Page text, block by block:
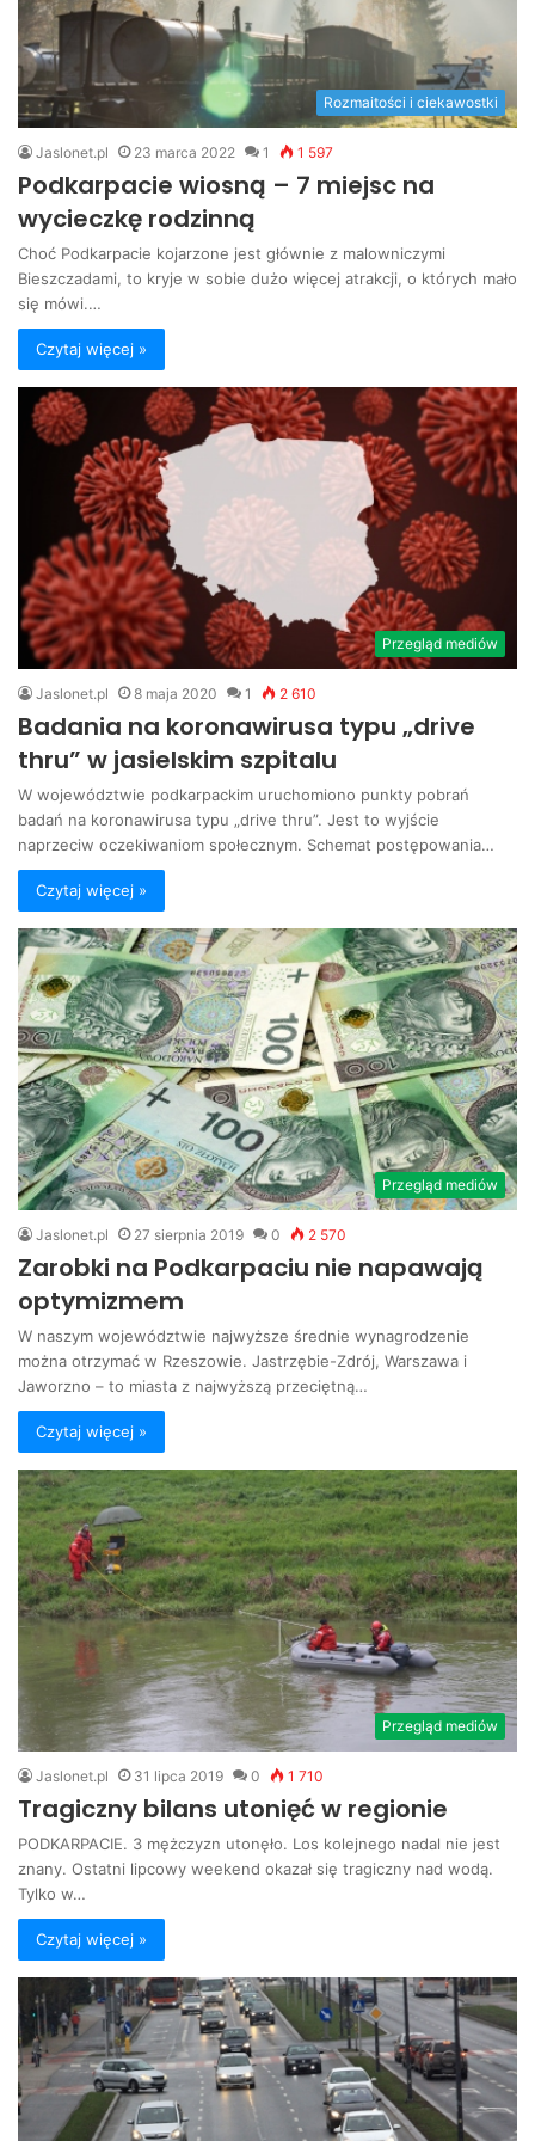
Rozmaitości i ciekawostki
Jaslonet.pl 23 marca 2022 1 1 597
Podkarpacie wiosną – 7 miejsc na
wycieczkę rodzinną
Choć Podkarpacie kojarzone jest głównie z malowniczymi
Bieszczadami, to kryje w sobie dużo więcej atrakcji, o których mało
się mówi.…
Czytaj więcej »
Przegląd mediów
Jaslonet.pl 8 maja 2020 1 2 610
Badania na koronawirusa typu „drive
thru” w jasielskim szpitalu
W województwie podkarpackim uruchomiono punkty pobrań
badań na koronawirusa typu „drive thru”. Jest to wyjście
naprzeciw oczekiwaniom społecznym. Schemat postępowania…
Czytaj więcej »
Przegląd mediów
Jaslonet.pl 27 sierpnia 2019 0 2 570
Zarobki na Podkarpaciu nie napawają
optymizmem
W naszym województwie najwyższe średnie wynagrodzenie
można otrzymać w Rzeszowie. Jastrzębie-Zdrój, Warszawa i
Jaworzno – to miasta z najwyższą przeciętną…
Czytaj więcej »
Przegląd mediów
Jaslonet.pl 31 lipca 2019 0 1 710
Tragiczny bilans utonięć w regionie
PODKARPACIE. 3 mężczyzn utonęło. Los kolejnego nadal nie jest
znany. Ostatni lipcowy weekend okazał się tragiczny nad wodą.
Tylko w…
Czytaj więcej »